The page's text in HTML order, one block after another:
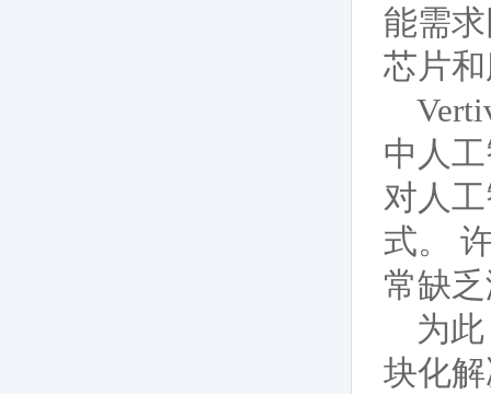
能需
芯片
中人
对人
式。
常缺
为
块化